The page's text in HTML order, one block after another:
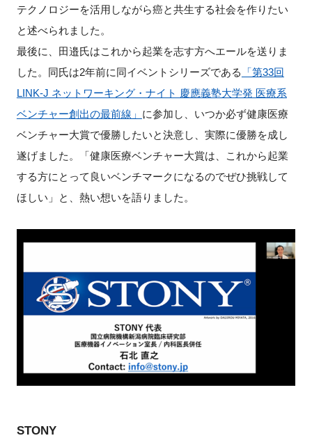
テクノロジーを活用しながら癌と共生する社会を作りたい
と述べられました。
最後に、田邉氏はこれから起業を志す方へエールを送りま
した。同氏は2年前に同イベントシリーズである
「第33回
LINK-J ネットワーキング・ナイト 慶應義塾大学発 医療系
ベンチャー創出の最前線」 に参加し、いつか必ず健康医療
ベンチャー大賞で優勝したいと決意し、実際に優勝を成し
遂げました。「健康医療ベンチャー大賞は、これから起業
する方にとって良いベンチマークになるのでぜひ挑戦して
ほしい」と、熱い想いを語りました。
STONY